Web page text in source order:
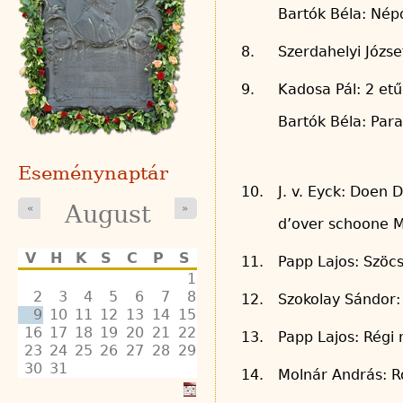
Bartók Béla:
8. Szerdahelyi
9.
Kadosa Pál: 2
Bartók Béla:
10.
J. v. Eyck: Doen
d’over schoone
11. Papp Lajos:
12. Szokolay
13. Papp Lajos:
14. Molnár András:
Eseménynaptár
« August »
V H K S C P
S
1
2
3 4 5 6 7
8
9 10 11 12 13 14 15
16 17 18 19 20 21
22
23 24 25 26 27 28 29
30 31